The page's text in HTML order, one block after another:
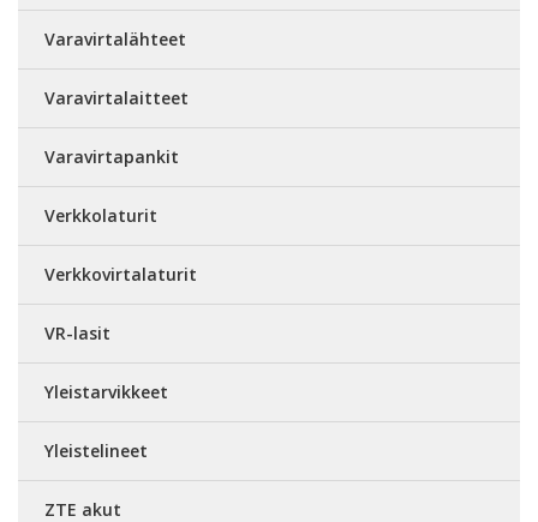
Varavirtalähteet
Varavirtalaitteet
Varavirtapankit
Verkkolaturit
Verkkovirtalaturit
VR-lasit
Yleistarvikkeet
Yleistelineet
ZTE akut